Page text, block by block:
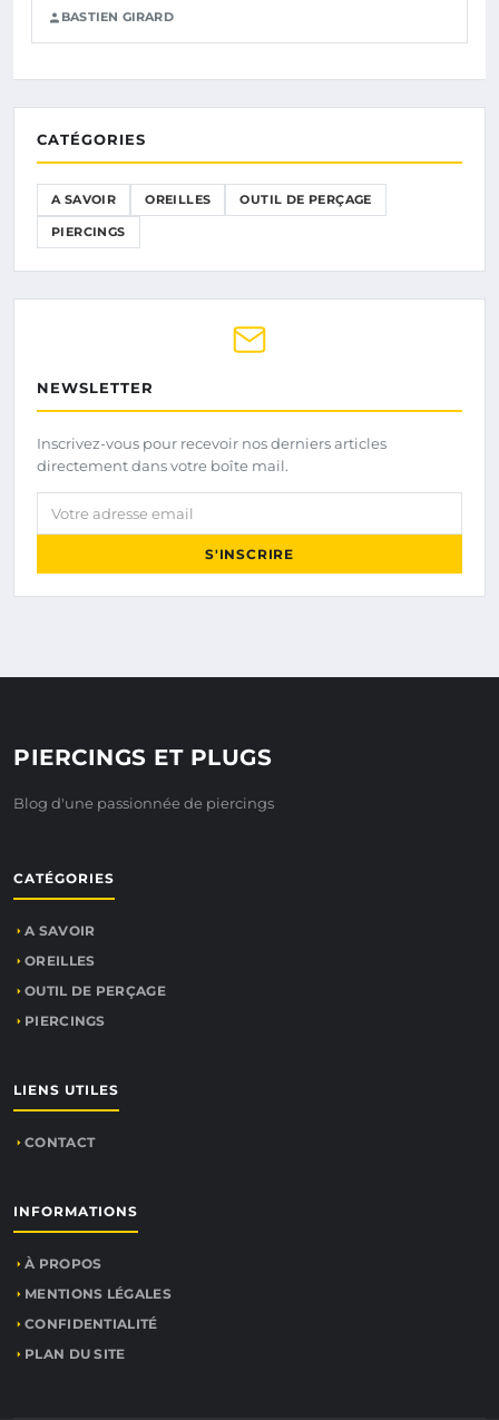
BASTIEN GIRARD
CATÉGORIES
A SAVOIR OREILLES OUTIL DE PERÇAGE
PIERCINGS
NEWSLETTER
Inscrivez-vous pour recevoir nos derniers articles
directement dans votre boîte mail.
Votre adresse email
S'INSCRIRE
PIERCINGS ET PLUGS
Blog d'une passionnée de piercings
CATÉGORIES
A SAVOIR
OREILLES
OUTIL DE PERÇAGE
PIERCINGS
LIENS UTILES
CONTACT
INFORMATIONS
À PROPOS
MENTIONS LÉGALES
CONFIDENTIALITÉ
PLAN DU SITE